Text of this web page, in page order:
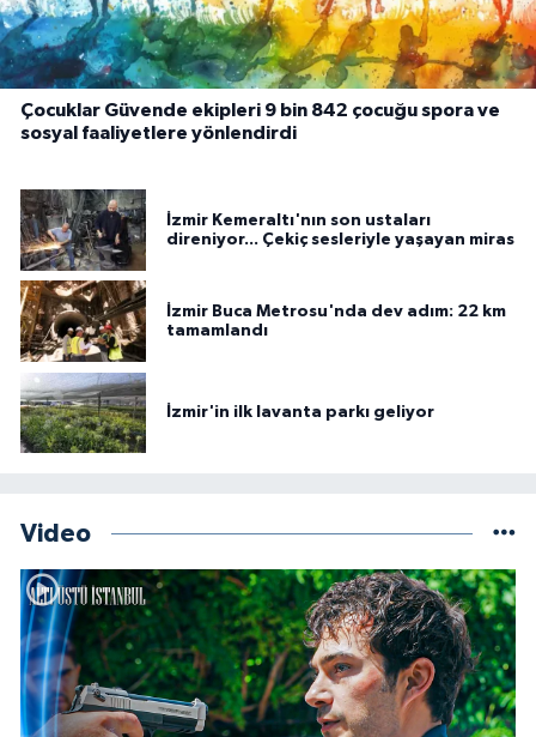
Çocuklar Güvende ekipleri 9 bin 842 çocuğu spora ve
sosyal faaliyetlere yönlendirdi
İzmir Kemeraltı'nın son ustaları
direniyor... Çekiç sesleriyle yaşayan miras
İzmir Buca Metrosu'nda dev adım: 22 km
tamamlandı
İzmir'in ilk lavanta parkı geliyor
Video